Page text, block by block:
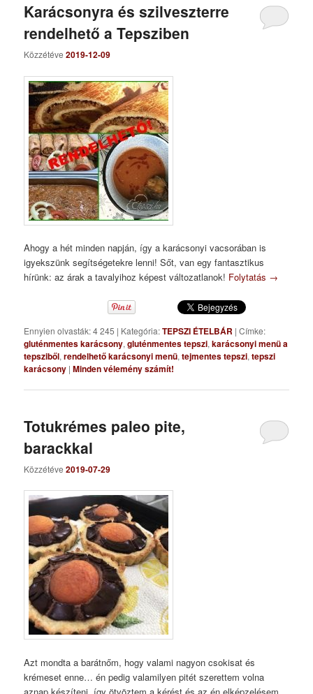
Karácsonyra és szilveszterre
rendelhető a Tepsziben
Közzétéve2019-12-09
Ahogy a hét minden napján, így a karácsonyi vacsorában is
igyekszünk segítségetekre lenni! Sőt, van egy fantasztikus
hírünk: az árak a tavalyihoz képest változatlanok! Folytatás →
Ennyien olvasták: 4 245 | Kategória:TEPSZI ÉTELBÁR |Címke:
gluténmentes karácsony,gluténmentes tepszi,karácsonyi menü a
tepsziből,rendelhető karácsonyi menü,tejmentes tepszi,tepszi
karácsony |Minden vélemény számít!
Totukrémes paleo pite,
barackkal
Közzétéve2019-07-29
Azt mondta a barátnőm, hogy valami nagyon csokisat és
krémeset enne… én pedig valamilyen pitét szerettem volna
aznap készíteni, így ötvöztem a kérést és az én elképzelésem